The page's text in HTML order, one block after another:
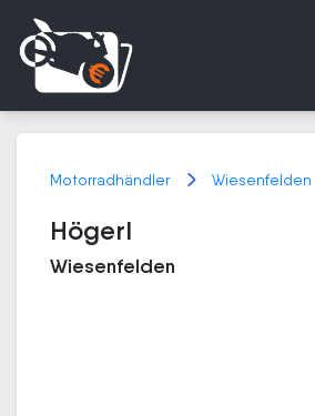
Motorradhändler Wiesenfelden
Högerl
Wiesenfelden